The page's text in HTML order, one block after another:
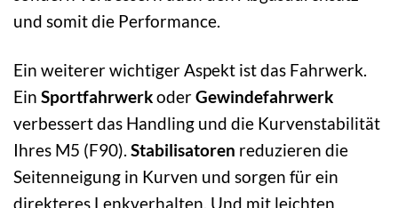
und somit die Performance.
Ein weiterer wichtiger Aspekt ist das Fahrwerk.
Ein SportfahrwerkoderGewindefahrwerk
verbessert das Handling und die Kurvenstabilität
Ihres M5 (F90). Stabilisatoren reduzieren die
Seitenneigung in Kurven und sorgen für ein
direkteres Lenkverhalten. Und mit leichten